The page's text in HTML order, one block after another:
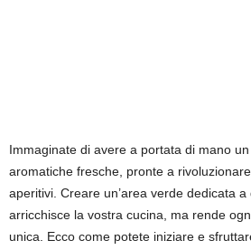
Immaginate di avere a portata di mano
aromatiche fresche, pronte a
aperitivi. Creare un’area verde dedicata
arricchisce la vostra cucina, ma rende
unica. Ecco come potete iniziare e